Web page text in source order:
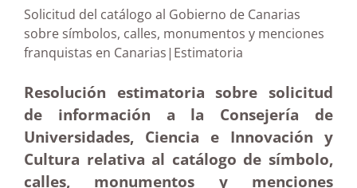
Solicitud del catálogo al Gobierno de Canarias
sobre símbolos, calles, monumentos y menciones
franquistas en Canarias|Estimatoria
Resolución estimatoria sobre solicitud
de información a la Consejería de
Universidades, Ciencia e Innovación y
Cultura relativa al catálogo de símbolo,
calles, monumentos y menciones